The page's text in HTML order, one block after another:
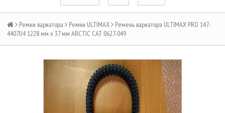
Ремни вариатора Ремни ULTIMAX
Ремень вариатора ULTIMAX PRO 147-
4407U4 1228 мм x 37 мм ARCTIC CAT 0627-049